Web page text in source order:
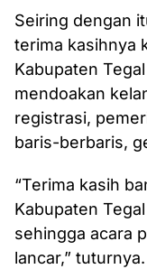
Seiring dengan
terima kasihnya
Kabupaten
mendoakan
registrasi,
baris-berbaris,
“Terima kasih
Kabupaten
sehingga acara
lancar,” tuturnya.